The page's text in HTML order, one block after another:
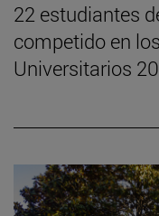
22 estudiantes
competido en
Universitarios